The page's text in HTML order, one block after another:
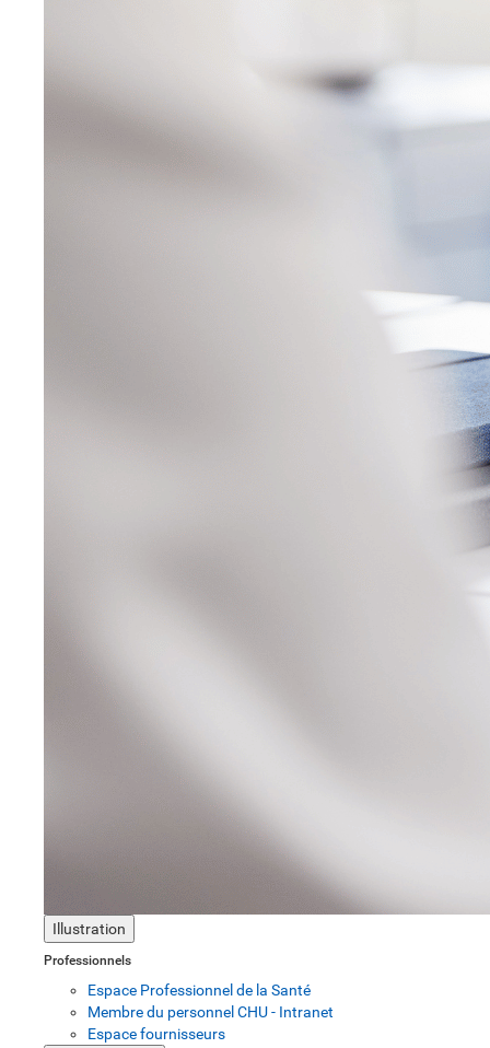
Illustration
Professionnels
Espace Professionnel de la Santé
Membre du personnel CHU - Intranet
Espace fournisseurs